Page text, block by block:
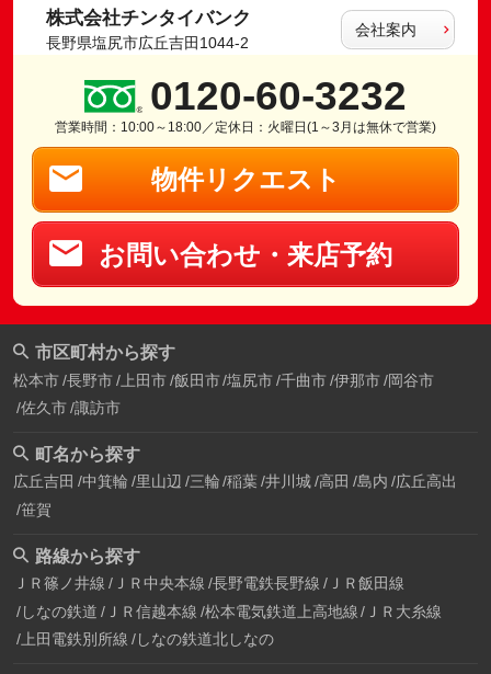
株式会社チンタイバンク
長野県塩尻市広丘吉田1044-2
会社案内
0120-60-3232
営業時間：10:00～18:00／定休日：火曜日(1～3月は無休で営業)
物件リクエスト
お問い合わせ・来店予約
市区町村から探す
松本市 長野市 上田市 飯田市 塩尻市 千曲市 伊那市 岡谷市
佐久市 諏訪市
町名から探す
広丘吉田 中箕輪 里山辺 三輪 稲葉 井川城 高田 島内 広丘高出
笹賀
路線から探す
ＪＲ篠ノ井線 ＪＲ中央本線 長野電鉄長野線 ＪＲ飯田線
しなの鉄道 ＪＲ信越本線 松本電気鉄道上高地線
ＪＲ大糸線
上田電鉄別所線 しなの鉄道北しなの